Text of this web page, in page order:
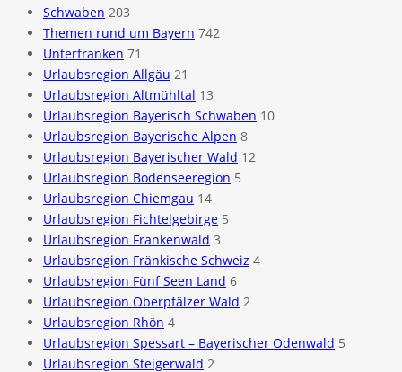
Schwaben 203
Themen rund um Bayern 742
Unterfranken 71
Urlaubsregion Allgäu 21
Urlaubsregion Altmühltal 13
Urlaubsregion Bayerisch Schwaben 10
Urlaubsregion Bayerische Alpen 8
Urlaubsregion Bayerischer Wald 12
Urlaubsregion Bodenseeregion 5
Urlaubsregion Chiemgau 14
Urlaubsregion Fichtelgebirge 5
Urlaubsregion Frankenwald 3
Urlaubsregion Fränkische Schweiz 4
Urlaubsregion Fünf Seen Land 6
Urlaubsregion Oberpfälzer Wald 2
Urlaubsregion Rhön 4
Urlaubsregion Spessart – Bayerischer Odenwald 5
Urlaubsregion Steigerwald 2